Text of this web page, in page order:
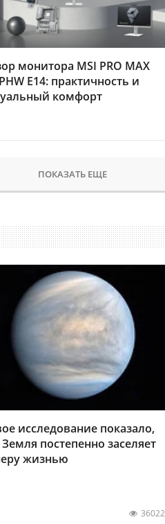
монитора MSI PRO MAX
E14: практичность и
комфорт
ПОКАЗАТЬ ЕЩЕ
исследование показало,
Земля постепенно заселяет
жизнью
36022